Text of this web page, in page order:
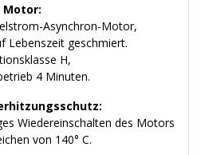
Motor:
Asynchron-Motor,
Lebenszeit geschmiert.
H,
4 Minuten.
Wiedereinschalten des Motors
von 140° C.